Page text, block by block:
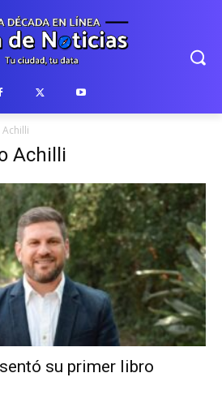
Achilli
su primer libro